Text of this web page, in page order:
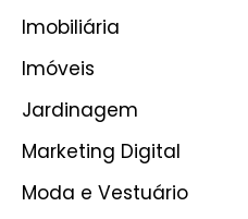
Imobiliária
Imóveis
Jardinagem
Marketing Digital
Moda e Vestuário